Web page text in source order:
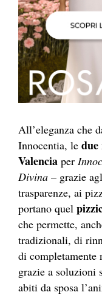
All’eleganza che
Innocentia, le due
Valencia per
Divina – grazie
trasparenze, ai
portano quel
che permette,
tradizionali, di
di completamente
grazie a soluzioni
abiti da sposa